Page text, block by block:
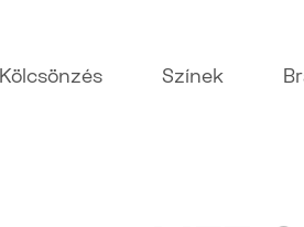
Kölcsönzés Színek